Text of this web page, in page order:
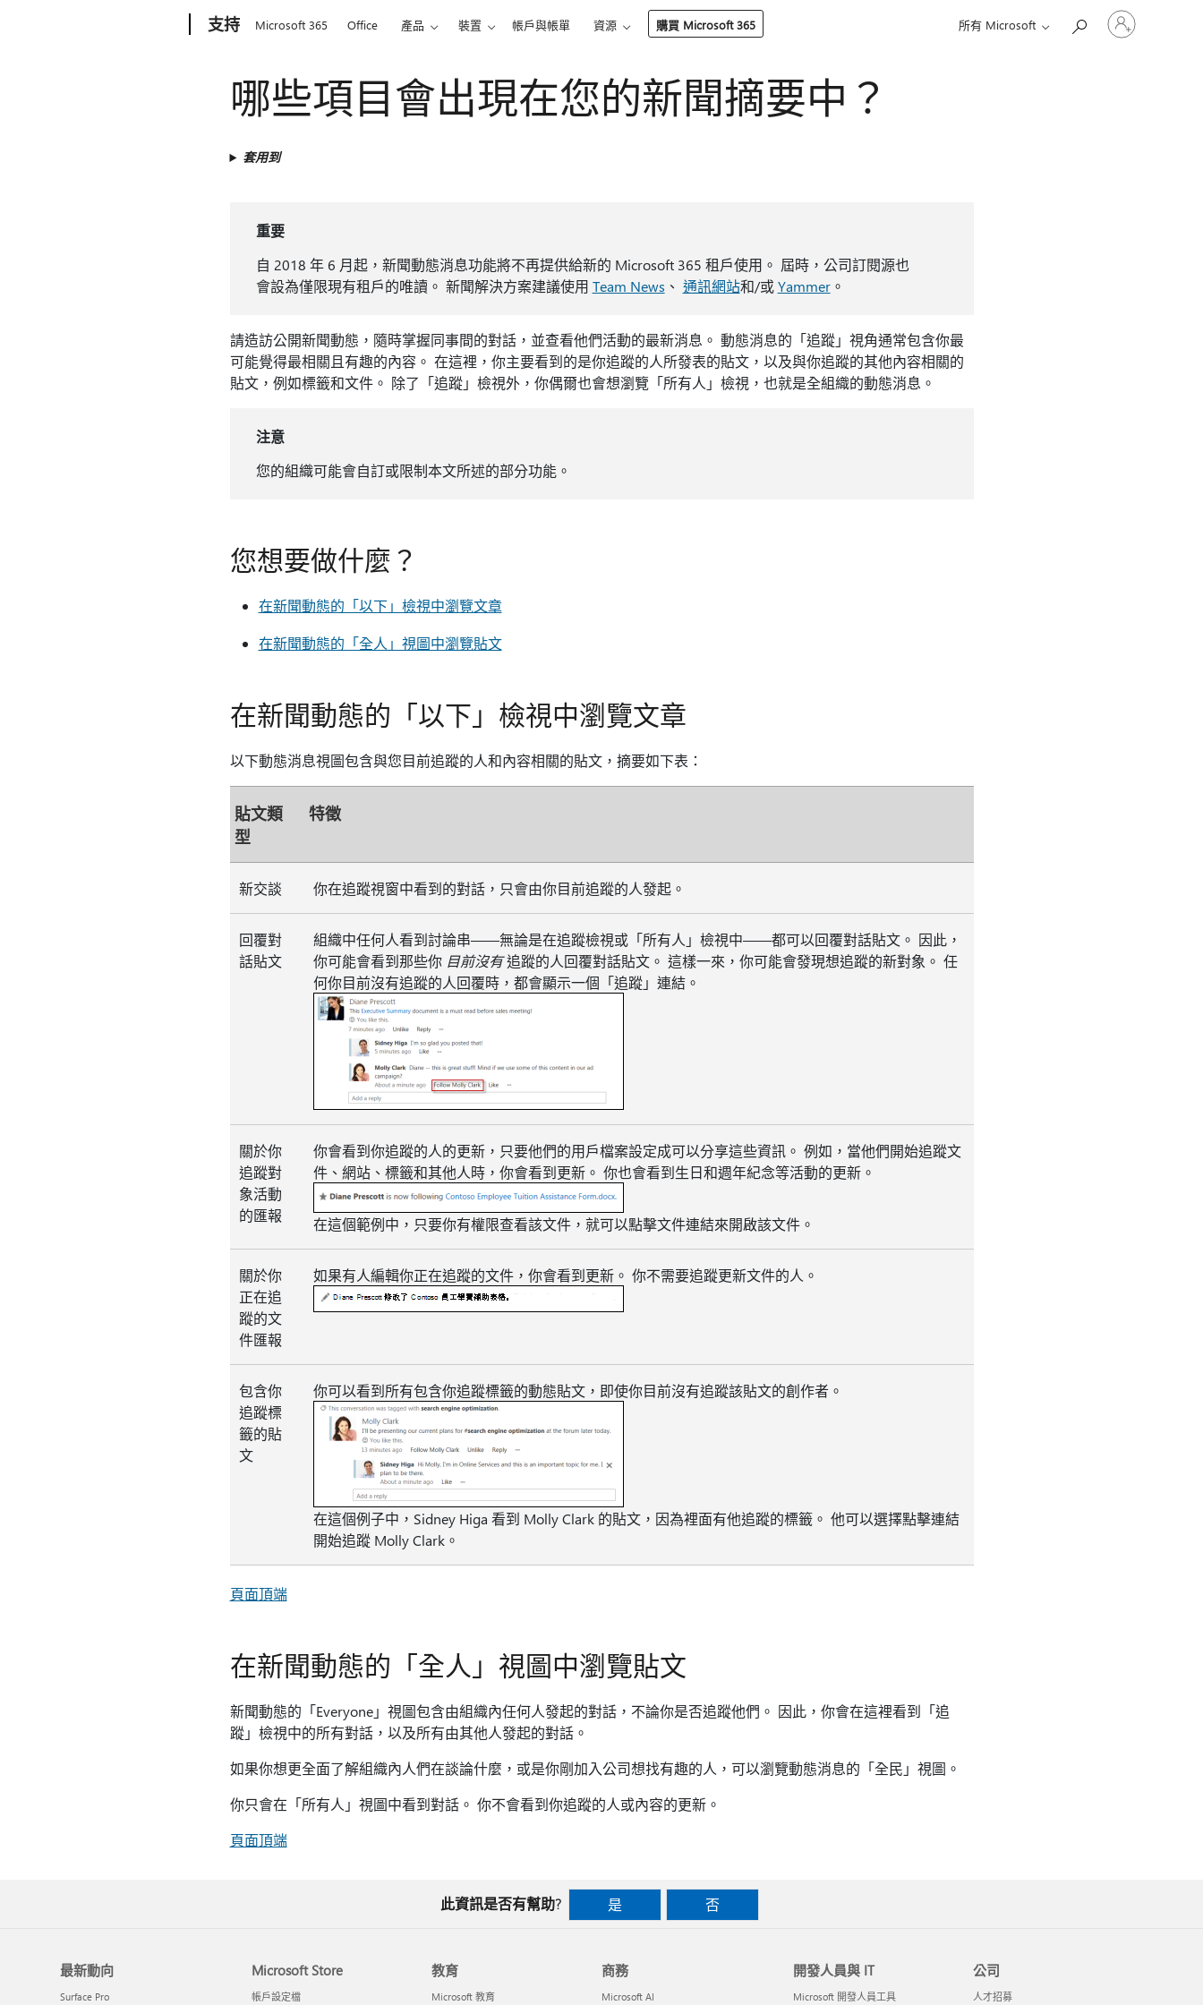
支持 Microsoft 365 Office 產品 裝置 帳戶與帳單 資源 購買 Microsoft 365 所有 Microsoft
登
入
哪些項目會出現在您的新聞摘要中？
套用到
重要
自 2018 年 6 月起，新聞動態消息功能將不再提供給新的 Microsoft 365 租戶使用。 屆時，公司訂閱源也
會設為僅限現有租戶的唯讀。 新聞解決方案建議使用 Team News 、 通訊網站和/或Yammer。
請造訪公開新聞動態，隨時掌握同事間的對話，並查看他們活動的最新消息。 動態消息的「追蹤」視角通常包含你最
可能覺得最相關且有趣的內容。 在這裡，你主要看到的是你追蹤的人所發表的貼文，以及與你追蹤的其他內容相關的
貼文，例如標籤和文件。 除了「追蹤」檢視外，你偶爾也會想瀏覽「所有人」檢視，也就是全組織的動態消息。
注意
您的組織可能會自訂或限制本文所述的部分功能。
您想要做什麼？
在新聞動態的「以下」檢視中瀏覽文章
在新聞動態的「全人」視圖中瀏覽貼文
在新聞動態的「以下」檢視中瀏覽文章
以下動態消息視圖包含與您目前追蹤的人和內容相關的貼文，摘要如下表：
貼文類
型
特徵
新交談 你在追蹤視窗中看到的對話，只會由你目前追蹤的人發起。
回覆對
話貼文
組織中任何人看到討論串——無論是在追蹤檢視或「所有人」檢視中——都可以回覆對話貼文。 因此，
你可能會看到那些你 目前沒有追蹤的人回覆對話貼文。 這樣一來，你可能會發現想追蹤的新對象。 任
何你目前沒有追蹤的人回覆時，都會顯示一個「追蹤」連結。
關於你
追蹤對
象活動
的匯報
你會看到你追蹤的人的更新，只要他們的用戶檔案設定成可以分享這些資訊。 例如，當他們開始追蹤文
件、網站、標籤和其他人時，你會看到更新。 你也會看到生日和週年紀念等活動的更新。
在這個範例中，只要你有權限查看該文件，就可以點擊文件連結來開啟該文件。
關於你
正在追
蹤的文
件匯報
如果有人編輯你正在追蹤的文件，你會看到更新。 你不需要追蹤更新文件的人。
包含你
追蹤標
籤的貼
文
你可以看到所有包含你追蹤標籤的動態貼文，即使你目前沒有追蹤該貼文的創作者。
在這個例子中，Sidney Higa 看到 Molly Clark 的貼文，因為裡面有他追蹤的標籤。 他可以選擇點擊連結
開始追蹤 Molly Clark。
頁面頂端
在新聞動態的「全人」視圖中瀏覽貼文
新聞動態的「Everyone」視圖包含由組織內任何人發起的對話，不論你是否追蹤他們。 因此，你會在這裡看到「追
蹤」檢視中的所有對話，以及所有由其他人發起的對話。
如果你想更全面了解組織內人們在談論什麼，或是你剛加入公司想找有趣的人，可以瀏覽動態消息的「全民」視圖。
你只會在「所有人」視圖中看到對話。 你不會看到你追蹤的人或內容的更新。
頁面頂端
此資訊是否有幫助? 是 否
最新動向
Surface Pro
Microsoft Store
帳戶設定檔
教育
Microsoft 教育
商務
Microsoft AI
開發人員與 IT
Microsoft 開發人員工具
公司
人才招募